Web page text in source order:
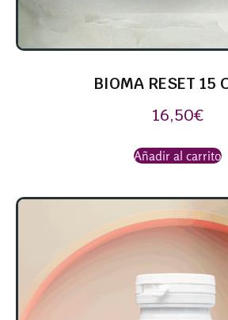
BIOMA RESET 15
16,50€
Añadir al carrito